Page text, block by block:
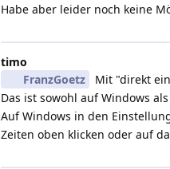
Habe aber leider noch keine
timo
FranzGoetz
Mit "direkt
Das ist sowohl auf Windows
Auf Windows in den
Zeiten oben klicken oder auf